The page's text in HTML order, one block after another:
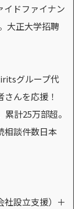
イドファイナン
大正大学招聘
グループ代
んを応援！
計25万部超。
相談件数日本
社設立支援）＋